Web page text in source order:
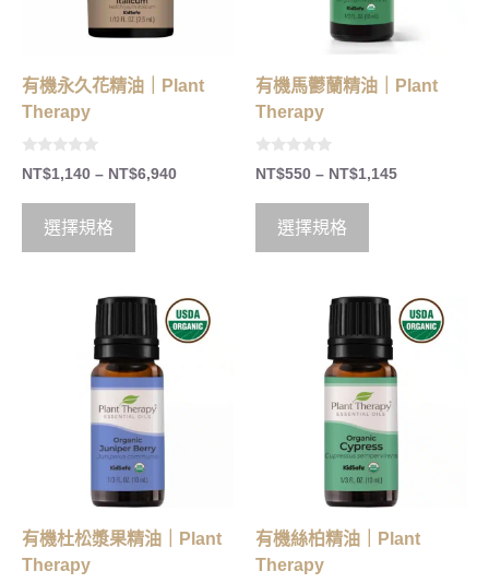
有機永久花精油｜Plant
Therapy
0
o
t
5
NT$1,140 – NT$6,940
選擇規格
有機馬鬱蘭精油｜Plant
Therapy
0
o
t
5
NT$550 – NT$1,145
選擇規格
有機杜松漿果精油｜Plant
Therapy
有機絲柏精油｜Plant
Therapy